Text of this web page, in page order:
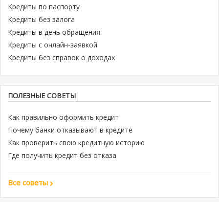
Кредиты по паспорту
Кредиты без залога
Кредиты в день обращения
Кредиты с онлайн-заявкой
Кредиты без справок о доходах
ПОЛЕЗНЫЕ СОВЕТЫ
Как правильно оформить кредит
Почему банки отказывают в кредите
Как проверить свою кредитную историю
Где получить кредит без отказа
Все советы